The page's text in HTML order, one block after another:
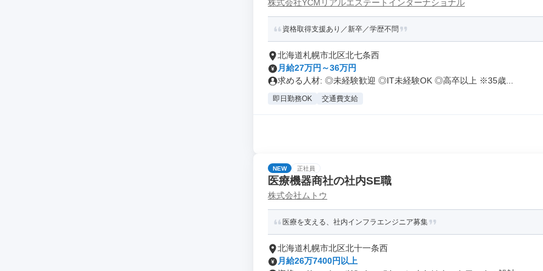
株式会社YCMリアルエステートインターナショナル
資格取得支援あり／新卒／学歴不問
北海道札幌市北区北七条西
月給27万円～36万円
求める人材: ◎未経験歓迎 ◎IT未経験OK ◎高卒以上 ※35歳...
即日勤務OK 交通費支給
NEW 正社員
医療機器商社の社内SE職
株式会社ムトウ
医療を支える、社内インフラエンジニア募集
北海道札幌市北区北十一条西
月給26万7400円以上